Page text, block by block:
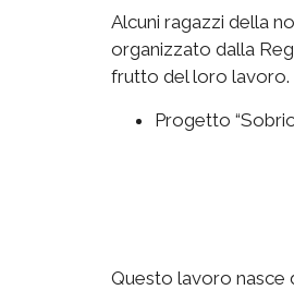
Alcuni ragazzi della
organizzato dalla
frutto del loro lavoro.
Progetto
Questo lavoro nasce